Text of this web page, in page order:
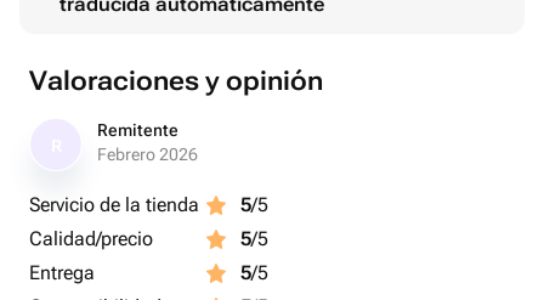
Valoraciones y opinión
Remitente
Febrero 2026
Servicio de la tienda 5/5
Calidad/precio
5/5
Entrega
5/5